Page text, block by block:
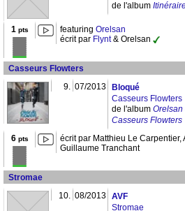
de l'album
1 pts featuring Orelsan
écrit par Flynt& Orelsan
Casseurs Flowters
9. 07/2013
Bloqué
Casseurs Flowters
de l'album Orelsan
Casseurs Flowters
6pts écrit par Matthieu Le Carpentier,
Guillaume Tranchant
Stromae
10. 08/2013 AVF
Stromae